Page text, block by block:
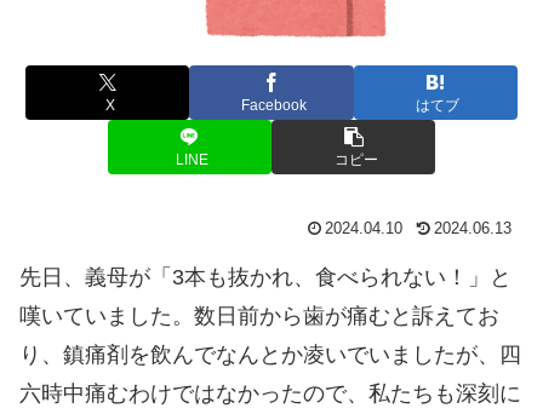
X Facebook はてブ
LINE コピー
2024.04.10 2024.06.13
先日、義母が「3本も抜かれ、食べられない！」と
嘆いていました。数日前から歯が痛むと訴えてお
り、鎮痛剤を飲んでなんとか凌いでいましたが、四
六時中痛むわけではなかったので、私たちも深刻に